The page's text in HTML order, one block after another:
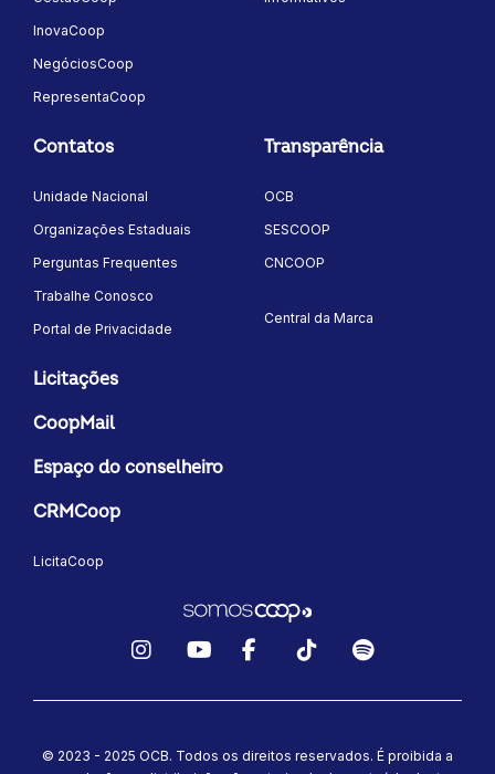
InovaCoop
NegóciosCoop
RepresentaCoop
Contatos
Unidade Nacional
Organizações Estaduais
Perguntas Frequentes
Trabalhe Conosco
Portal de Privacidade
Transparência
OCB
SESCOOP
CNCOOP
Central da Marca
Licitações
CoopMail
Espaço do conselheiro
CRMCoop
LicitaCoop
© 2023 - 2025 OCB. Todos os direitos reservados. É proibida a